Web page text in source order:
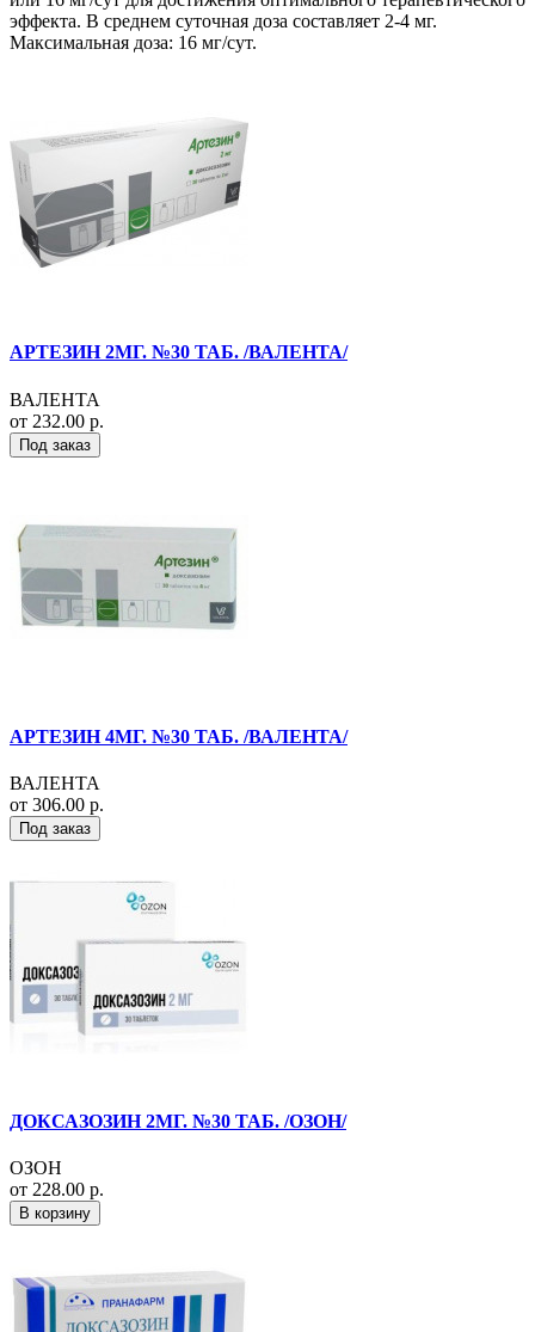
эффекта. В среднем суточная доза составляет 2-4 мг.
Максимальная доза: 16 мг/сут.
АРТЕЗИН 2МГ. №30 ТАБ. /ВАЛЕНТА/
ВАЛЕНТА
от 232.00 р.
Под заказ
АРТЕЗИН 4МГ. №30 ТАБ. /ВАЛЕНТА/
ВАЛЕНТА
от 306.00 р.
Под заказ
ДОКСАЗОЗИН 2МГ. №30 ТАБ. /ОЗОН/
ОЗОН
от 228.00 р.
В корзину